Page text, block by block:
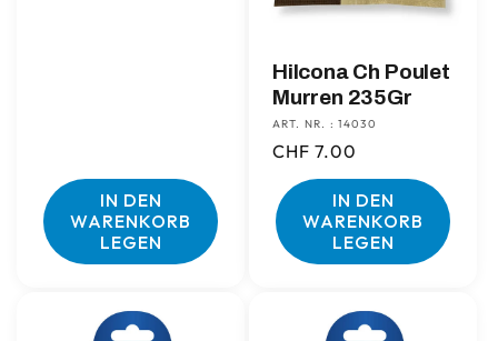
IN DEN
WARENKORB
LEGEN
Hilcona Ch Poulet
Murren 235Gr
ART. NR. : 14030
Normaler
Preis
CHF 7.00
IN DEN
WARENKORB
LEGEN